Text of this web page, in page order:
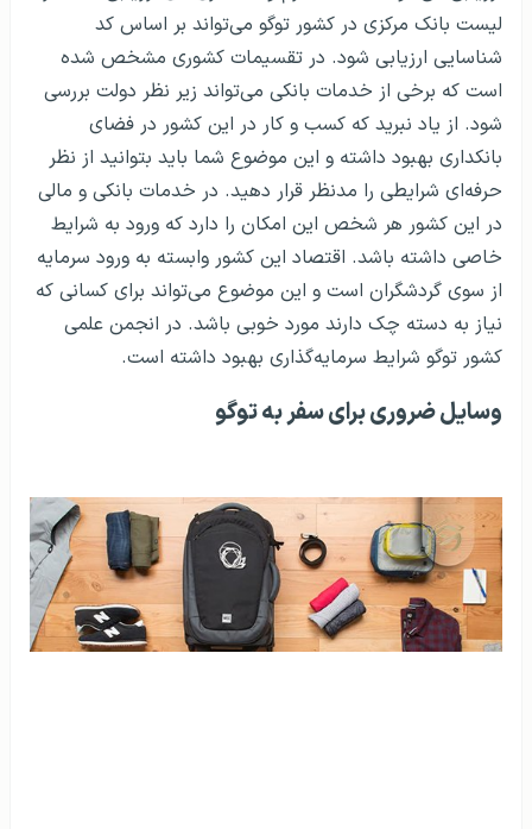
لیست بانک مرکزی در کشور توگو می‌تواند بر اساس کد
شناسایی ارزیابی شود. در تقسیمات کشوری مشخص شده
است که برخی از خدمات بانکی می‌تواند زیر نظر دولت بررسی
شود. از یاد نبرید که کسب و کار در این کشور در فضای
بانکداری بهبود داشته و این موضوع شما باید بتوانید از نظر
حرفه‌ای شرایطی را مدنظر قرار دهید. در خدمات بانکی و مالی
در این کشور هر شخص این امکان را دارد که ورود به شرایط
خاصی داشته باشد. اقتصاد این کشور وابسته به ورود سرمایه
از سوی گردشگران است و این موضوع می‌تواند برای کسانی که
نیاز به دسته چک دارند مورد خوبی باشد. در انجمن علمی
کشور توگو شرایط سرمایه‌گذاری بهبود داشته است.
وسایل ضروری برای سفر به توگو